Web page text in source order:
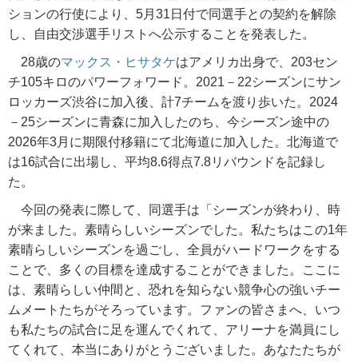
ションの行使により、5月31日付で同選手との契約を解除
し、自由交渉選手リストへ公示することを発表した。
28歳のマックス・ヒサタケはアメリカ出身で、203セン
チ105キロのパワーフォワード。2021－22シーズンにサン
ロッカーズ渋谷に加入後、計7チームを渡り歩いた。2024
－25シーズンに青森に加入したのち、今シーズン途中の
2026年3月に期限付移籍にて北海道に加入した。北海道で
は16試合に出場し、平均8.6得点7.8リバウンドを記録し
た。
今回の発表に際して、同選手は「シーズンが終わり、時
が来ました。素晴らしいシーズンでした。私たちはこの1年
素晴らしいシーズンを過ごし、全員がハードワークをする
ことで、多くの目標を達成することができました。ここに
は、素晴らしい仲間と、恐れを知らない競争心の強いチー
ムメートたちがそろっています。ファンの皆さまへ、いつ
も私たちの試合に足を運んでくれて、アリーナを満員にし
てくれて、本当にありがとうございました。あなたたちが